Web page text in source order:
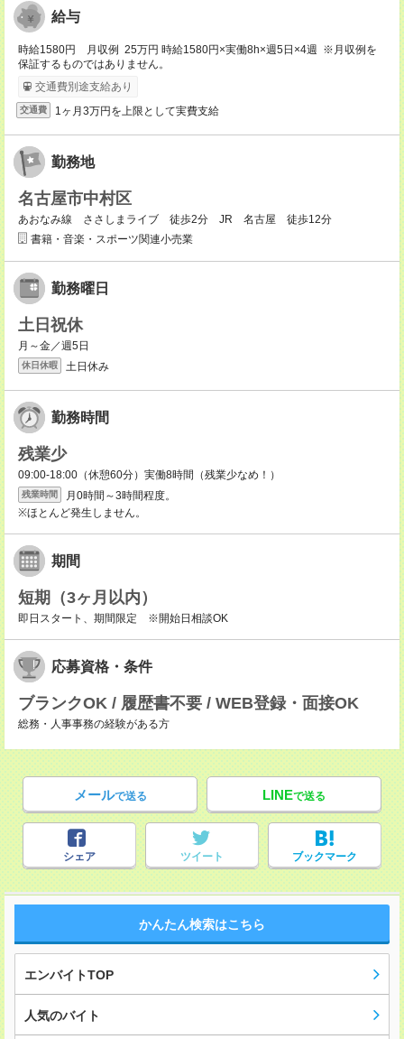
給与
時給1580円 月収例 25万円 時給1580円×実働8h×週5日×4週 ※月収例を
保証するものではありません。
交通費別途支給あり
交通費 1ヶ月3万円を上限として実費支給
勤務地
名古屋市中村区
あおなみ線 ささしまライブ 徒歩2分 JR 名古屋 徒歩12分
書籍・音楽・スポーツ関連小売業
勤務曜日
土日祝休
月～金／週5日
休日休暇 土日休み
勤務時間
残業少
09:00-18:00（休憩60分）実働8時間（残業少なめ！）
残業時間
月0時間～3時間程度。
※ほとんど発生しません。
期間
短期（3ヶ月以内）
即日スタート、期間限定 ※開始日相談OK
応募資格・条件
ブランクOK / 履歴書不要 / WEB登録・面接OK
総務・人事事務の経験がある方
メールで送る LINEで送る
シェア ツイート ブックマーク
かんたん検索はこちら
エンバイトTOP
人気のバイト